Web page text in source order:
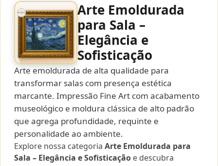
Arte Emoldurada
para Sala –
Elegância e
Sofisticação
Arte emoldurada de alta qualidade para
transformar salas com presença estética
marcante. Impressão Fine Art com acabamento
museológico e moldura clássica de alto padrão
que agrega profundidade, requinte e
personalidade ao ambiente.
Explore nossa categoria Arte Emoldurada para
Sala – Elegância e Sofisticação e descubra
UM ATELIÊ 100% FINE ART
Trazemos a imponência das maiores obras de arte do mundo
alto padrão da sua casa. Nosso acervo reúne a genialidade de
pintores renomados, resgatandoartes reaise o requinte inconfundível
das obras do
século XIX Canvas 100% Algodão
e impressão com
QUALIDADE DE MUSEU GARANTIA ETERNA
Curadoria das Campanhas
A seleção de obras-primas apresentadas em nossos vídeos nas redes
sociais, reunidas aqui para sua apreciação.